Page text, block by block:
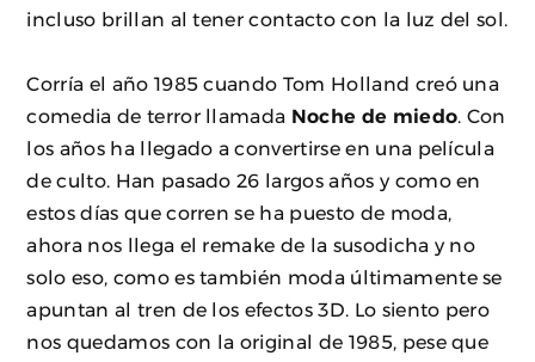
incluso brillan al tener contacto con la luz del sol.
Corría el año 1985 cuando Tom Holland creó una
comedia de terror llamada Noche de miedo . Con
los años ha llegado a convertirse en una película
de culto. Han pasado 26 largos años y como en
estos días que corren se ha puesto de moda,
ahora nos llega el remake de la susodicha y no
solo eso, como es también moda últimamente se
apuntan al tren de los efectos 3D. Lo siento pero
nos quedamos con la original de 1985, pese que